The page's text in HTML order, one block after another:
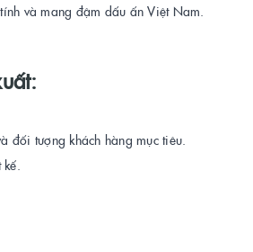
và mang đậm dấu ấn Việt Nam.
đối tượng khách hàng mục tiêu.
kế.